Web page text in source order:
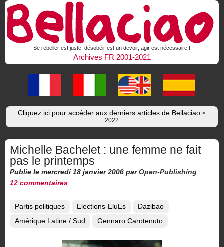
Se rebeller est juste, désobéir est un devoir, agir est nécessaire !
Archives FR 2001-2021
Cliquez ici pour accéder aux derniers articles de Bellaciao <
2022
Michelle Bachelet : une femme ne fait
pas le printemps
Publie le mercredi 18 janvier 2006 par Open-Publishing
12 commentaires
Partis politiques Elections-EluEs
Dazibao
Amérique Latine / Sud
Gennaro Carotenuto